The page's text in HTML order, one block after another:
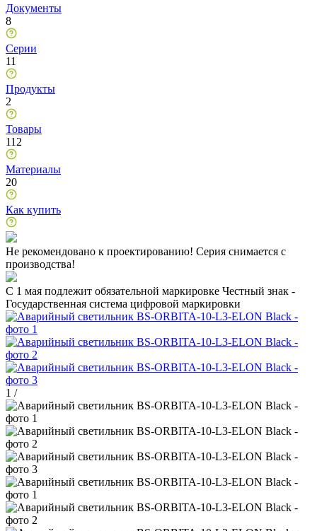
Документы
8
Серии
11
Продукты
2
Товары
112
Материалы
20
Как купить
Не рекомендовано к проектированию! Серия снимается с
производства!
C 1 мая подлежит обязательной маркировке Честный знак -
Государственная система цифровой маркировки
1 /